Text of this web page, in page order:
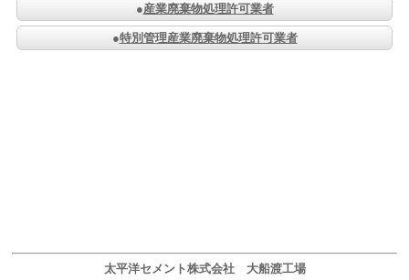
●産業廃棄物処理許可業者
●特別管理産業廃棄物処理許可業者
太平洋セメント株式会社 大船渡工場